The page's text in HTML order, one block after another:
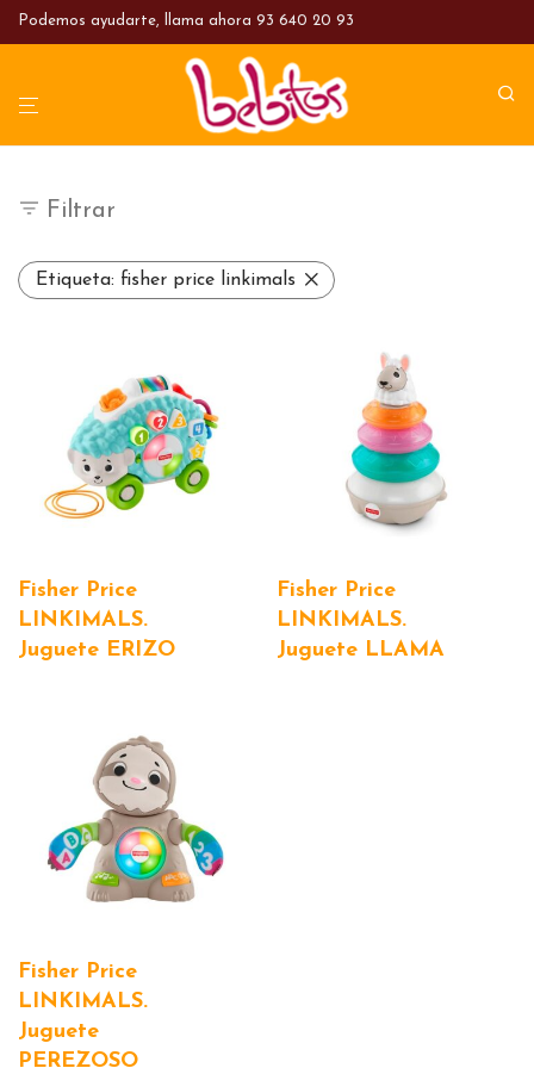
Podemos ayudarte, llama ahora 93 640 20 93
Filtrar
Etiqueta: fisher price linkimals
Fisher Price
LINKIMALS.
Juguete ERIZO
Fisher Price
LINKIMALS.
Juguete LLAMA
Fisher Price
LINKIMALS.
Juguete
PEREZOSO